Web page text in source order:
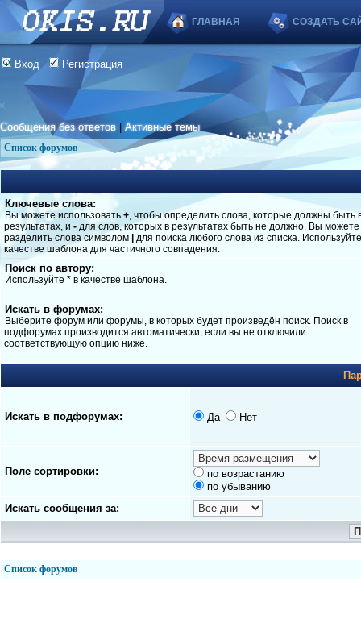
ГЛАВНАЯ СОЗДАТЬ
Вход Регистрация
Сообщения без ответов |Активные темы
Список форумов
Ключевые слова:
Вы можете использовать +, чтобы определить слова, которые должны быть
результатах, и - для слов, которых в результатах быть не должно. Вы можете
разделить слова символом
для поиска любого слова из списка.
качестве шаблона для частичного совпадения.
Поиск по автору:
Используйте * в качестве шаблона.
Искать в форумах:
Выберите форум или форумы, в которых будет произведён поиск. Поиск в
подфорумах производится автоматически, если вы не отключили
соответствующую опцию ниже.
Искать в подфорумах: Да Нет
Поле сортировки:
по возрастанию
по убыванию
Искать сообщения за:
Список форумов